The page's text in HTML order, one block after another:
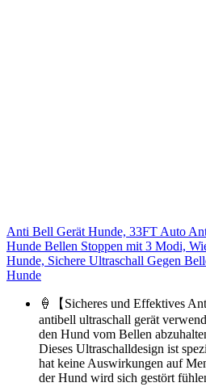
Anti Bell Gerät Hunde, 33FT Auto
Hunde Bellen Stoppen mit 3 Modi,
Hunde, Sichere Ultraschall Gegen
Hunde
🍦【Sicheres und Effektives
antibell ultraschall gerät
den Hund vom Bellen
Dieses Ultraschalldesign ist
hat keine Auswirkungen auf
der Hund wird sich gestört